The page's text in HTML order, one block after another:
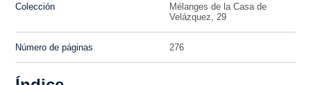
Colección
Mélanges de la Casa de
Velázquez, 29
Número de páginas 276